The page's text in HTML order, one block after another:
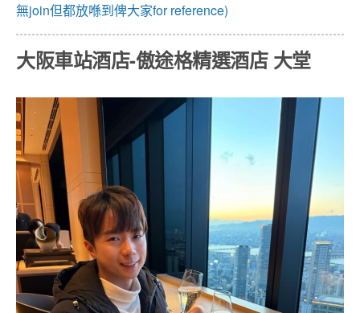
無join但都放喺到俾大家for reference)
大阪車站酒店-傲途格精選酒店 大堂